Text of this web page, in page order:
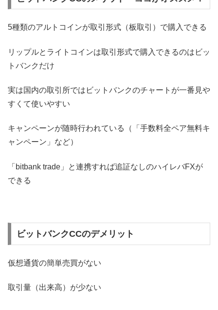
5種類のアルトコインが取引形式（板取引）で購入できる
リップルとライトコインは取引形式で購入できるのはビッ
トバンクだけ
実は国内の取引所ではビットバンクのチャートが一番見や
すくて使いやすい
キャンペーンが随時行われている（「手数料全ペア無料キ
ャンペーン」など）
「bitbank trade」と連携すれば追証なしのハイレバFXが
できる
ビットバンクCCのデメリット
仮想通貨の簡単売買がない
取引量（出来高）が少ない